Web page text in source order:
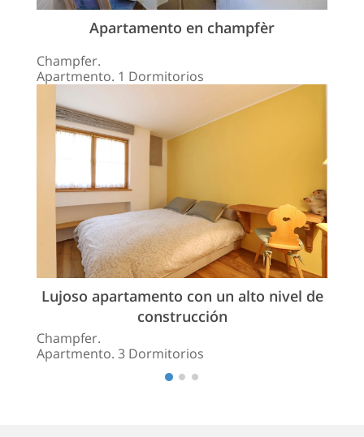
Apartamento en champfèr
Champfer.
Apartmento. 1 Dormitorios
Lujoso apartamento con un alto nivel de
construcción
Champfer.
Apartmento. 3 Dormitorios